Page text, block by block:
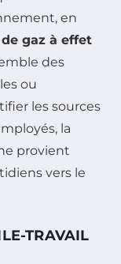
en
gaz à effet
des
ou
les sources
la
provient
vers le
TRAVAIL